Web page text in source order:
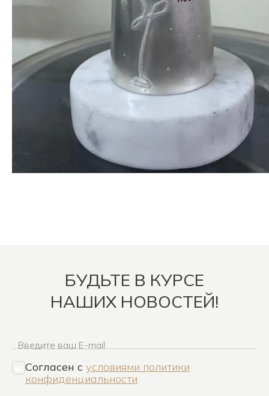
БУДЬТЕ В КУРСЕ
НАШИХ НОВОСТЕЙ!
Введите ваш E-mail
Согласен c условиями политики
конфиденциальности